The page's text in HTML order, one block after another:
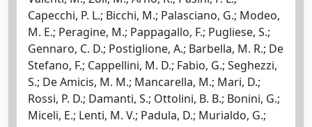
Capecchi, P. L.; Bicchi, M.; Palasciano, G.; Modeo,
M. E.; Peragine, M.; Pappagallo, F.; Pugliese, S.;
Gennaro, C. D.; Postiglione, A.; Barbella, M. R.; De
Stefano, F.; Cappellini, M. D.; Fabio, G.; Seghezzi,
S.; De Amicis, M. M.; Mancarella, M.; Mari, D.;
Rossi, P. D.; Damanti, S.; Ottolini, B. B.; Bonini, G.;
Miceli, E.; Lenti, M. V.; Padula, D.; Murialdo, G.;